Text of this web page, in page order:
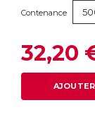
Contenance
32,20